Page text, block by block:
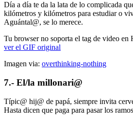
Día a día te da la lata de lo complicada
kilómetros y kilómetros para estudiar o
Aguántal@, se lo merece.
Tu browser no soporta el tag de video
ver el GIF original
Imagen via: overthinking-nothing
7.- El/la millonari@
Típic@ hij@ de papá, siempre invita
Hasta dicen que paga para pasar los